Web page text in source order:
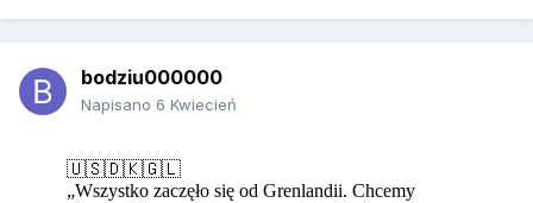
bodziu000000
Napisano 6 Kwiecień